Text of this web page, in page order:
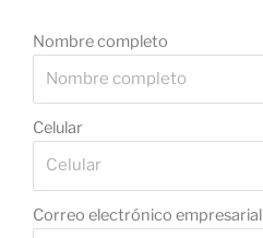
Nombre completo
Celular
Correo electrónico empresarial